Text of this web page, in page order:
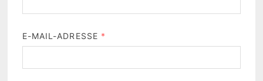
E-MAIL-ADRESSE *